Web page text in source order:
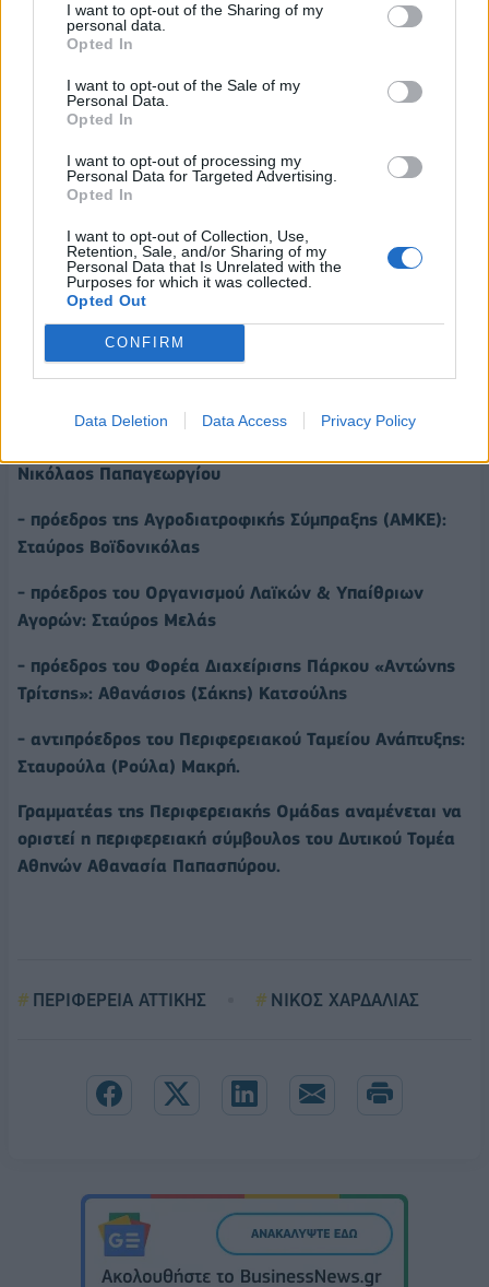
I want to opt-out of the Sharing of my
personal data.
Opted In
I want to opt-out of the Sale of my
Personal Data.
Opted In
I want to opt-out of processing my
Personal Data for Targeted Advertising.
Opted In
I want to opt-out of Collection, Use,
Retention, Sale, and/or Sharing of my
Personal Data that Is Unrelated with the
Purposes for which it was collected.
Opted Out
CONFIRM
Data Deletion Data Access Privacy Policy
- Για τη Μητροπολιτική Επιτροπή Μεταφορών &
Συγκοινωνιών: Κωνσταντίνος Ζώμπος
- Για τη Μητροπολιτική Επιτροπή Βιώσιμης Ανάπτυξης &
Κλιματικής Αλλαγής: Γεώργιος Βλάχος.
Στην ίδια κατεύθυνση, οι προτάσεις του Περιφερειάρχη
Αττικής για τις υπόλοιπες σημαντικού και
αποφασιστικού χαρακτήρα επιτροπές και φορείς είναι
οι εξής:
- πρόεδρος της Επιτροπής Πολιτισμού: Βασιλεία
(Μπέσσυ) Αργυράκη
- πρόεδρος της Επιτροπής Αθλητισμού: Μιχαήλ
Νικόλαος Παπαγεωργίου
- πρόεδρος της Αγροδιατροφικής Σύμπραξης (ΑΜΚΕ):
Σταύρος Βοϊδονικόλας
- πρόεδρος του Οργανισμού Λαϊκών & Υπαίθριων
Αγορών: Σταύρος Μελάς
- πρόεδρος του Φορέα Διαχείρισης Πάρκου «Αντώνης
Τρίτσης»: Αθανάσιος (Σάκης) Κατσούλης
- αντιπρόεδρος του Περιφερειακού Ταμείου Ανάπτυξης:
Σταυρούλα (Ρούλα) Μακρή.
Γραμματέας της Περιφερειακής Ομάδας αναμένεται να
οριστεί η περιφερειακή σύμβουλος του Δυτικού Τομέα
Αθηνών Αθανασία Παπασπύρου.
ΠΕΡΙΦΕΡΕΙΑ ΑΤΤΙΚΗΣ ΝΙΚΟΣ ΧΑΡΔΑΛΙΑΣ